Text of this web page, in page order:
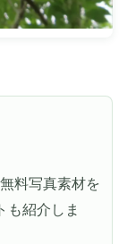
料写真素材を
も紹介しま